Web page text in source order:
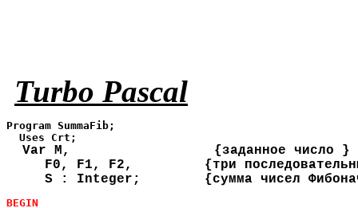
Turbo Pascal
Program SummaFib;
S : Integer;        {сумма чисел